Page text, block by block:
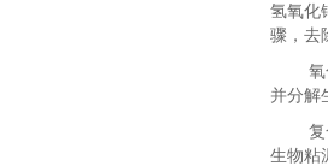
氢氧化
骤，去
并分解
生物粘